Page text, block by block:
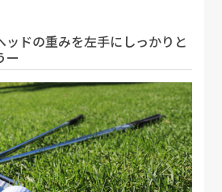
ドの重みを左手にしっかりと
ー